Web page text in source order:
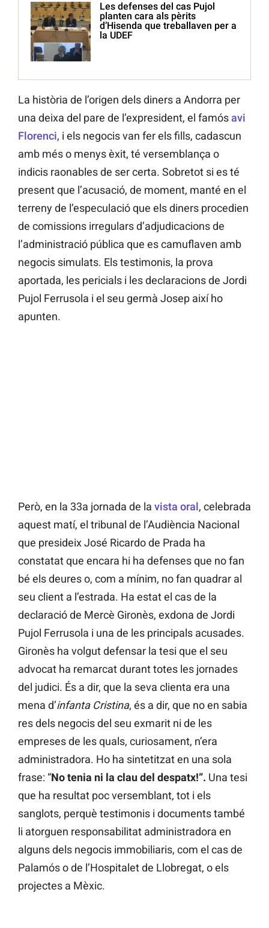
Les defenses del cas Pujol
planten cara als pèrits
d’Hisenda que treballaven per a
la UDEF
La història de l’origen dels diners a Andorra per
una deixa del pare de l’expresident, el famósavi
Florenci, i els negocis van fer els fills, cadascun
amb més o menys èxit, té versemblança o
indicis raonables de ser certa. Sobretot si es té
present que l’acusació, de moment, manté en el
terreny de l’especulació que els diners procedien
de comissions irregulars d’adjudicacions de
l’administració pública que es camuflaven amb
negocis simulats. Els testimonis, la prova
aportada, les pericials i les declaracions de Jordi
Pujol Ferrusola i el seu germà Josep així ho
apunten.
Però, en la 33a jornada de la vista oral, celebrada
aquest matí, el tribunal de l’Audiència Nacional
que presideix José Ricardo de Prada ha
constatat que encara hi ha defenses que no fan
bé els deures o, com a mínim, no fan quadrar al
seu client a l’estrada. Ha estat el cas de la
declaració de Mercè Gironès, exdona de Jordi
Pujol Ferrusola i una de les principals acusades.
Gironès ha volgut defensar la tesi que el seu
advocat ha remarcat durant totes les jornades
del judici. És a dir, que la seva clienta era una
mena d’infanta Cristina, és a dir, que no en sabia
res dels negocis del seu exmarit ni de les
empreses de les quals, curiosament, n’era
administradora. Ho ha sintetitzat en una sola
frase: “No tenia ni la clau del despatx!”. Una tesi
que ha resultat poc versemblant, tot i els
sanglots, perquè testimonis i documents també
li atorguen responsabilitat administradora en
alguns dels negocis immobiliaris, com el cas de
Palamós o de l’Hospitalet de Llobregat, o els
projectes a Mèxic.